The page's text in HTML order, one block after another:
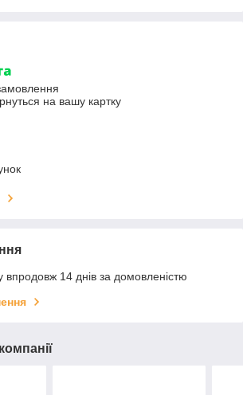
на вашу картку
впродовж 14 днів за домовленістю